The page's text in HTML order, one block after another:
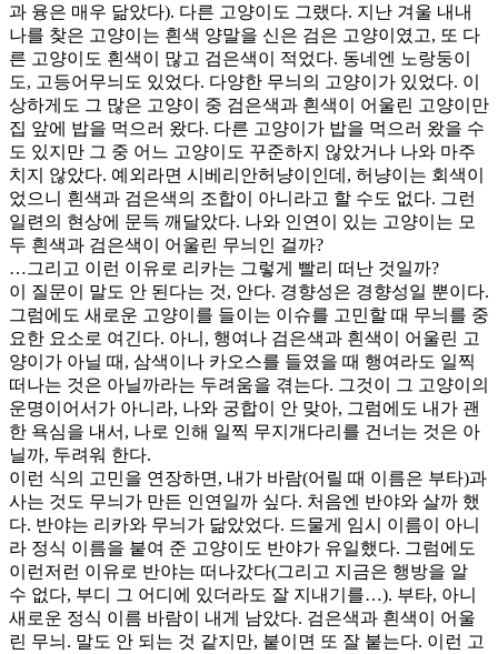
과 융은 매우 닮았다). 다른 고양이도 그랬다. 지난 겨울 내내
나를 찾은 고양이는 흰색 양말을 신은 검은 고양이였고, 또 다
른 고양이도 흰색이 많고 검은색이 적었다. 동네엔 노랑둥이
도, 고등어무늬도 있었다. 다양한 무늬의 고양이가 있었다. 이
상하게도 그 많은 고양이 중 검은색과 흰색이 어울린 고양이만
집 앞에 밥을 먹으러 왔다. 다른 고양이가 밥을 먹으러 왔을 수
도 있지만 그 중 어느 고양이도 꾸준하지 않았거나 나와 마주
치지 않았다. 예외라면 시베리안허냥이인데, 허냥이는 회색이
었으니 흰색과 검은색의 조합이 아니라고 할 수도 없다. 그런
일련의 현상에 문득 깨달았다. 나와 인연이 있는 고양이는 모
두 흰색과 검은색이 어울린 무늬인 걸까?
…그리고 이런 이유로 리카는 그렇게 빨리 떠난 것일까?
이 질문이 말도 안 된다는 것, 안다. 경향성은 경향성일 뿐이다.
그럼에도 새로운 고양이를 들이는 이슈를 고민할 때 무늬를 중
요한 요소로 여긴다. 아니, 행여나 검은색과 흰색이 어울린 고
양이가 아닐 때, 삼색이나 카오스를 들였을 때 행여라도 일찍
떠나는 것은 아닐까라는 두려움을 겪는다. 그것이 그 고양이의
운명이어서가 아니라, 나와 궁합이 안 맞아, 그럼에도 내가 괜
한 욕심을 내서, 나로 인해 일찍 무지개다리를 건너는 것은 아
닐까, 두려워 한다.
이런 식의 고민을 연장하면, 내가 바람(어릴 때 이름은 부타)과
사는 것도 무늬가 만든 인연일까 싶다. 처음엔 반야와 살까 했
다. 반야는 리카와 무늬가 닮았었다. 드물게 임시 이름이 아니
라 정식 이름을 붙여 준 고양이도 반야가 유일했다. 그럼에도
이런저런 이유로 반야는 떠나갔다(그리고 지금은 행방을 알
수 없다, 부디 그 어디에 있더라도 잘 지내기를…). 부타, 아니
새로운 정식 이름 바람이 내게 남았다. 검은색과 흰색이 어울
린 무늬. 말도 안 되는 것 같지만, 붙이면 또 잘 붙는다. 이런 고